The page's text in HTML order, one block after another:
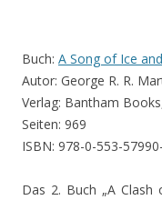
Buch: A Song of Ice
Autor: George R. R.
Verlag: Bantham
Seiten: 969
ISBN: 978-0-553-
Das 2. Buch „A Clash